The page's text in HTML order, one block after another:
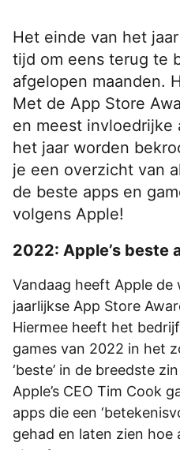
Het einde van het
tijd om eens terug te
afgelopen maanden.
Met de App Store
en meest invloedrijke
het jaar worden
je een overzicht van
de beste apps en
volgens Apple!
2022: Apple’s beste
Vandaag heeft Apple de
jaarlijkse App Store
Hiermee heeft het
games van 2022 in het
‘beste’ in de breedste
Apple’s CEO Tim Cook
apps die een
gehad en laten zien hoe